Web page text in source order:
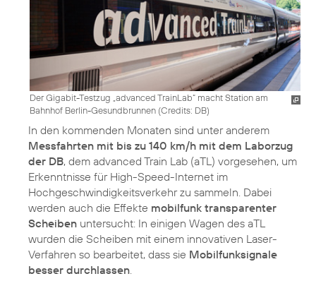
Der Gigabit-Testzug „advanced TrainLab“ macht Station am
Bahnhof Berlin-Gesundbrunnen (Credits: DB)
In den kommenden Monaten sind unter anderem
Messfahrten mit bis zu 140 km/h mit dem Laborzug
der DB, dem advanced Train Lab (aTL) vorgesehen, um
Erkenntnisse für High-Speed-Internet im
Hochgeschwindigkeitsverkehr zu sammeln. Dabei
werden auch die Effekte mobilfunk transparenter
Scheiben untersucht: In einigen Wagen des aTL
wurden die Scheiben mit einem innovativen Laser-
Verfahren so bearbeitet, dass sie Mobilfunksignale
besser durchlassen.